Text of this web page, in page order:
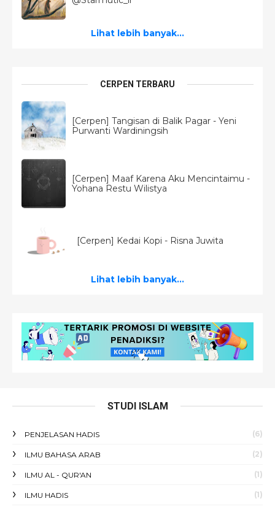
Lihat lebih banyak...
CERPEN TERBARU
[Cerpen] Tangisan di Balik Pagar - Yeni
Purwanti Wardiningsih
[Cerpen] Maaf Karena Aku Mencintaimu -
Yohana Restu Wilistya
[Cerpen] Kedai Kopi - Risna Juwita
Lihat lebih banyak...
STUDI ISLAM
PENJELASAN HADIS (6)
ILMU BAHASA ARAB (2)
ILMU AL - QUR'AN (1)
ILMU HADIS (1)